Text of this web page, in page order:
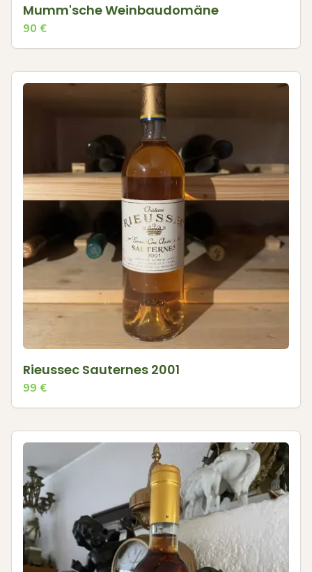
Mumm'sche Weinbaudomäne
90 €
Rieussec Sauternes 2001
99 €